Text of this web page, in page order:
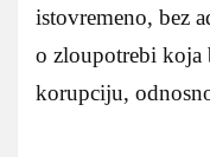
istovremeno, bez
o zloupotrebi koja
korupciju,